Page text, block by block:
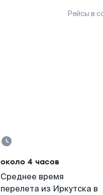
Рейсы в
около 4 часов
Среднее время
перелета из Иркутска в